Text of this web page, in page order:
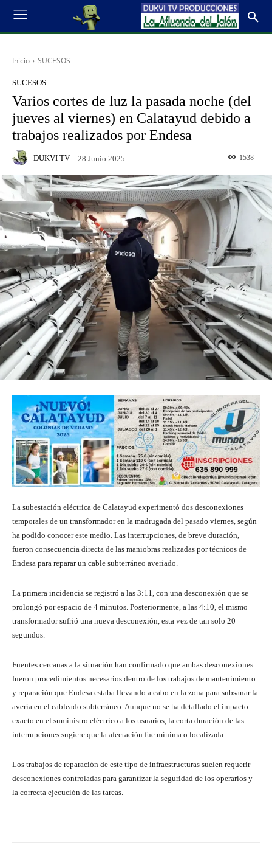
Inicio SUCESOS
SUCESOS
Varios cortes de luz la pasada noche (del
jueves al viernes) en Calatayud debido a
trabajos realizados por Endesa
DUKVI TV 28 Junio 2025 1538
La subestación eléctrica de Calatayud experimentó dos desconexiones
temporales de un transformador en la madrugada del pasado viernes, según
ha podido conocer este medio. Las interrupciones, de breve duración,
fueron consecuencia directa de las maniobras realizadas por técnicos de
Endesa para reparar un cable subterráneo averiado.
La primera incidencia se registró a las 3:11, con una desconexión que se
prolongó por espacio de 4 minutos. Posteriormente, a las 4:10, el mismo
transformador sufrió una nueva desconexión, esta vez de tan solo 20
segundos.
Fuentes cercanas a la situación han confirmado que ambas desconexiones
fueron procedimientos necesarios dentro de los trabajos de mantenimiento
y reparación que Endesa estaba llevando a cabo en la zona para subsanar la
avería en el cableado subterráneo. Aunque no se ha detallado el impacto
exacto en el suministro eléctrico a los usuarios, la corta duración de las
interrupciones sugiere que la afectación fue mínima o localizada.
Los trabajos de reparación de este tipo de infraestructuras suelen requerir
desconexiones controladas para garantizar la seguridad de los operarios y
la correcta ejecución de las tareas.